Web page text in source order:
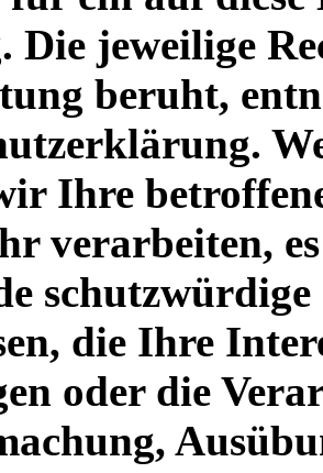
jeweilige
beruht,
Ihre
verarbeiten,
die Ihre
oder die